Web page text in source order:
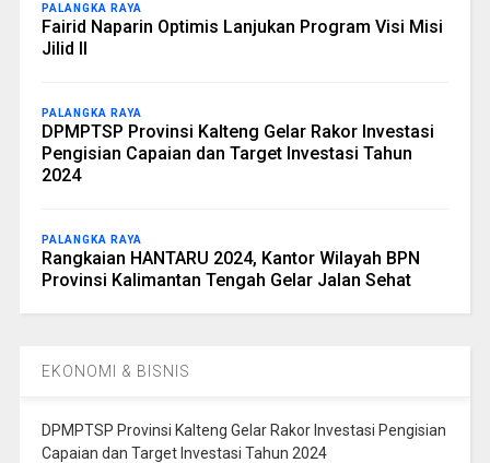
PALANGKA RAYA
Fairid Naparin Optimis Lanjukan Program Visi Misi
Jilid II
PALANGKA RAYA
DPMPTSP Provinsi Kalteng Gelar Rakor Investasi
Pengisian Capaian dan Target Investasi Tahun
2024
PALANGKA RAYA
Rangkaian HANTARU 2024, Kantor Wilayah BPN
Provinsi Kalimantan Tengah Gelar Jalan Sehat
EKONOMI & BISNIS
DPMPTSP Provinsi Kalteng Gelar Rakor Investasi Pengisian
Capaian dan Target Investasi Tahun 2024